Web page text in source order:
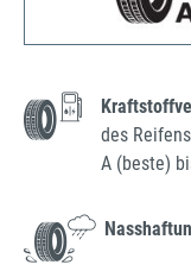
des
A (beste)